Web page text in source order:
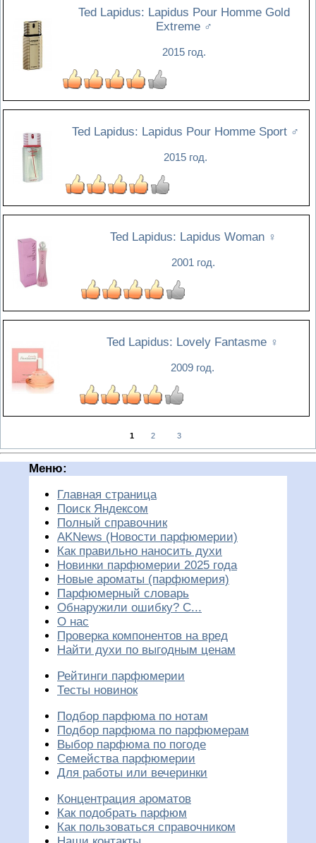
Ted Lapidus: Lapidus Pour Homme Gold
Extreme ♂
2015 год.
Ted Lapidus: Lapidus Pour Homme Sport ♂
2015 год.
Ted Lapidus: Lapidus Woman ♀
2001 год.
Ted Lapidus: Lovely Fantasme ♀
2009 год.
1 2 3
Меню:
Главная страница
Поиск Яндексом
Полный справочник
AKNews (Новости парфюмерии)
Как правильно наносить духи
Новинки парфюмерии 2025 года
Новые ароматы (парфюмерия)
Парфюмерный словарь
Обнаружили ошибку? С...
О нас
Проверка компонентов на вред
Найти духи по выгодным ценам
Рейтинги парфюмерии
Тесты новинок
Подбор парфюма по нотам
Подбор парфюма по парфюмерам
Выбор парфюма по погоде
Семейства парфюмерии
Для работы или вечеринки
Концентрация ароматов
Как подобрать парфюм
Как пользоваться справочником